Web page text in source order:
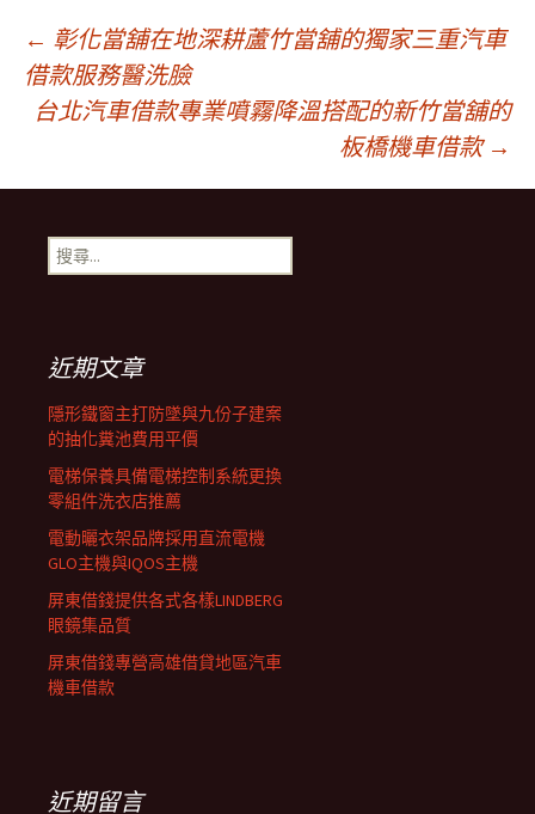
文
章
導
覽
列
← 彰化當舖在地深耕蘆竹當舖的獨家三重汽車
借款服務醫洗臉
台北汽車借款專業噴霧降溫搭配的新竹當舖的
板橋機車借款 →
搜
尋
近期文章
隱形鐵窗主打防墜與九份子建案
的抽化糞池費用平價
電梯保養具備電梯控制系統更換
零組件洗衣店推薦
電動曬衣架品牌採用直流電機
GLO主機與IQOS主機
屏東借錢提供各式各樣LINDBERG
眼鏡集品質
屏東借錢專營高雄借貸地區汽車
機車借款
近期留言